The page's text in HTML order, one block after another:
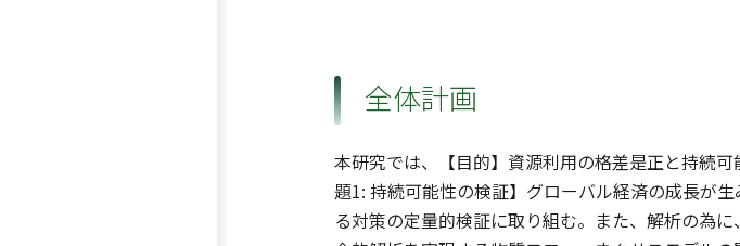
全体計画
本研究では、【目的】資源利用の格差是正と持続
題1: 持続可能性の検証】グローバル経済の成長が
る対策の定量的検証に取り組む。また、解析の為